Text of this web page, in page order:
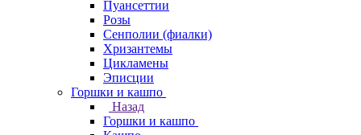
Пуансеттии
Розы
Сенполии (фиалки)
Хризантемы
Цикламены
Эписции
Горшки и кашпо
Назад
Горшки и кашпо